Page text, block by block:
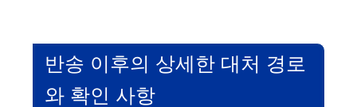
V
반송 이후의 상세한 대처 경로
와 확인 사항